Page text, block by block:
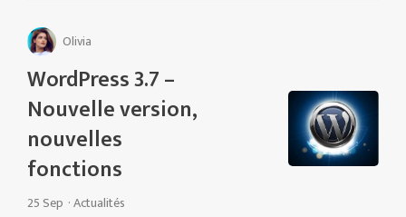
Olivia
WordPress 3.7 –
Nouvelle version,
nouvelles
fonctions
25 Sep ·Actualités